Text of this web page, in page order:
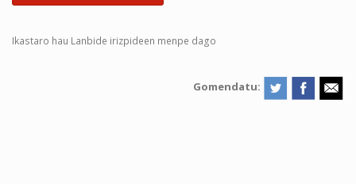
Ikastaro hau Lanbide irizpideen menpe dago
Gomendatu: